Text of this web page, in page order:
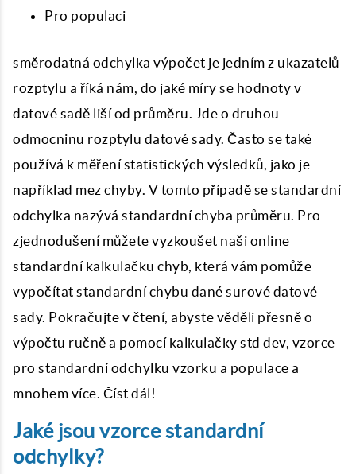
Pro populaci
směrodatná odchylka výpočet je jedním z ukazatelů
rozptylu a říká nám, do jaké míry se hodnoty v
datové sadě liší od průměru. Jde o druhou
odmocninu rozptylu datové sady. Často se také
používá k měření statistických výsledků, jako je
například mez chyby. V tomto případě se standardní
odchylka nazývá standardní chyba průměru. Pro
zjednodušení můžete vyzkoušet naši online
standardní kalkulačku chyb, která vám pomůže
vypočítat standardní chybu dané surové datové
sady. Pokračujte v čtení, abyste věděli přesně o
výpočtu ručně a pomocí kalkulačky std dev, vzorce
pro standardní odchylku vzorku a populace a
mnohem více. Číst dál!
Jaké jsou vzorce standardní
odchylky?